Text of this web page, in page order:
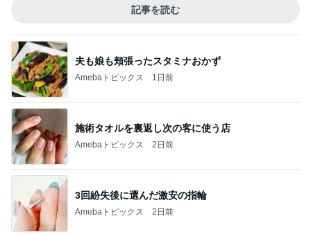
Amebaトピックス 1日前
施術タオルを裏返し次の客に使う店
Amebaトピックス 2日前
3回紛失後に選んだ激安の指輪
Amebaトピックス 2日前
色で迷い決めた大人気のコート
Amebaトピックス 1日前